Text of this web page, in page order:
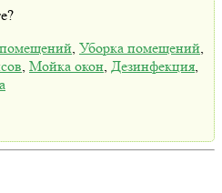
, Уборка помещений,
, Мойка окон, Дезинфекция,